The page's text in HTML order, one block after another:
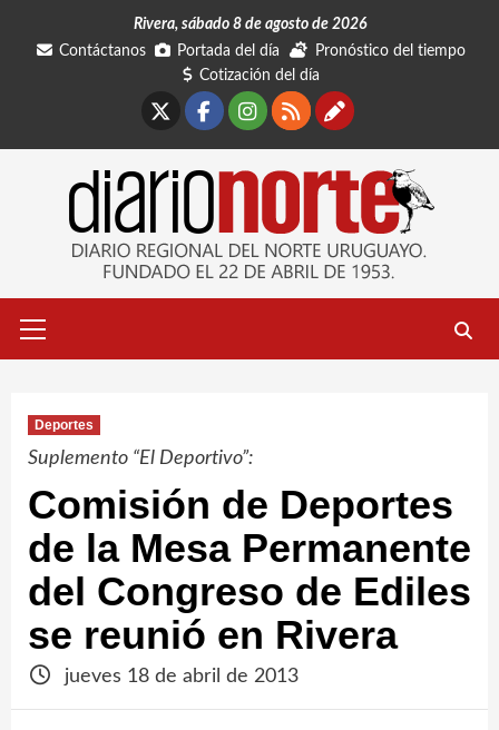
Rivera, sábado 8 de agosto de 2026
Contáctanos
Portada del día
Pronóstico del tiempo
Cotización del día
Facebook
Instagram
RSSContáctanos
primario
Deportes
Suplemento “El Deportivo”:
Comisión de Deportes
de la Mesa Permanente
del Congreso de Ediles
se reunió en Rivera
jueves 18 de abril de 2013